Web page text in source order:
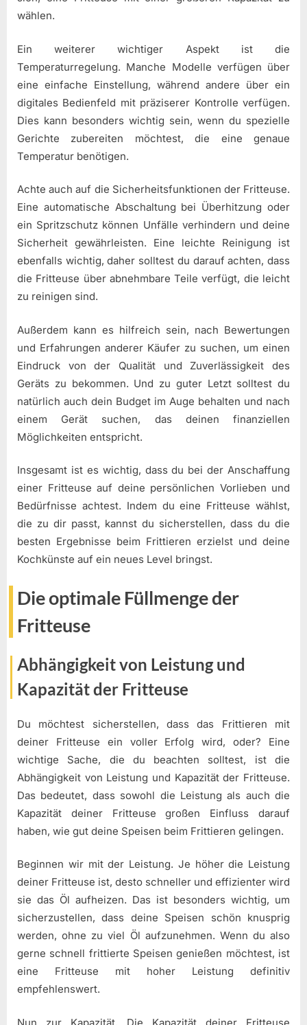
wählen.
Ein weiterer wichtiger Aspekt ist die
Temperaturregelung. Manche Modelle verfügen über
eine einfache Einstellung, während andere über ein
digitales Bedienfeld mit präziserer Kontrolle verfügen.
Dies kann besonders wichtig sein, wenn du spezielle
Gerichte zubereiten möchtest, die eine genaue
Temperatur benötigen.
Achte auch auf die Sicherheitsfunktionen der Fritteuse.
Eine automatische Abschaltung bei Überhitzung oder
ein Spritzschutz können Unfälle verhindern und deine
Sicherheit gewährleisten. Eine leichte Reinigung ist
ebenfalls wichtig, daher solltest du darauf achten, dass
die Fritteuse über abnehmbare Teile verfügt, die leicht
zu reinigen sind.
Außerdem kann es hilfreich sein, nach Bewertungen
und Erfahrungen anderer Käufer zu suchen, um einen
Eindruck von der Qualität und Zuverlässigkeit des
Geräts zu bekommen. Und zu guter Letzt solltest du
natürlich auch dein Budget im Auge behalten und nach
einem Gerät suchen, das deinen finanziellen
Möglichkeiten entspricht.
Insgesamt ist es wichtig, dass du bei der Anschaffung
einer Fritteuse auf deine persönlichen Vorlieben und
Bedürfnisse achtest. Indem du eine Fritteuse wählst,
die zu dir passt, kannst du sicherstellen, dass du die
besten Ergebnisse beim Frittieren erzielst und deine
Kochkünste auf ein neues Level bringst.
Die optimale Füllmenge der
Fritteuse
Abhängigkeit von Leistung und
Kapazität der Fritteuse
Du möchtest sicherstellen, dass das Frittieren mit
deiner Fritteuse ein voller Erfolg wird, oder? Eine
wichtige Sache, die du beachten solltest, ist die
Abhängigkeit von Leistung und Kapazität der Fritteuse.
Das bedeutet, dass sowohl die Leistung als auch die
Kapazität deiner Fritteuse großen Einfluss darauf
haben, wie gut deine Speisen beim Frittieren gelingen.
Beginnen wir mit der Leistung. Je höher die Leistung
deiner Fritteuse ist, desto schneller und effizienter wird
sie das Öl aufheizen. Das ist besonders wichtig, um
sicherzustellen, dass deine Speisen schön knusprig
werden, ohne zu viel Öl aufzunehmen. Wenn du also
gerne schnell frittierte Speisen genießen möchtest, ist
eine Fritteuse mit hoher Leistung definitiv
empfehlenswert.
Nun zur Kapazität. Die Kapazität deiner Fritteuse